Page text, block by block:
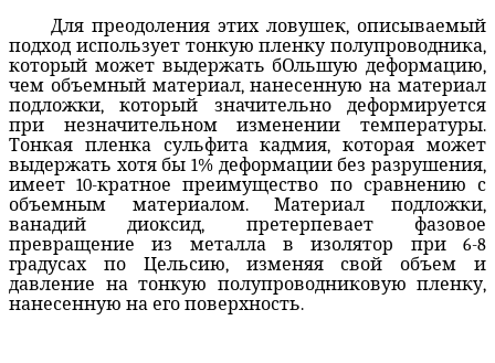
Для преодоления этих ловушек, описываемый
подход использует тонкую пленку полупроводника,
который может выдержать бОльшую деформацию,
чем объемный материал, нанесенную на материал
подложки, который значительно деформируется
при незначительном изменении температуры.
Тонкая пленка сульфита кадмия, которая может
выдержать хотя бы 1% деформации без разрушения,
имеет 10-кратное преимущество по сравнению с
объемным материалом. Материал подложки,
ванадий диоксид, претерпевает фазовое
превращение из металла в изолятор при 6-8
градусах по Цельсию, изменяя свой объем и
давление на тонкую полупроводниковую пленку,
нанесенную на его поверхность.